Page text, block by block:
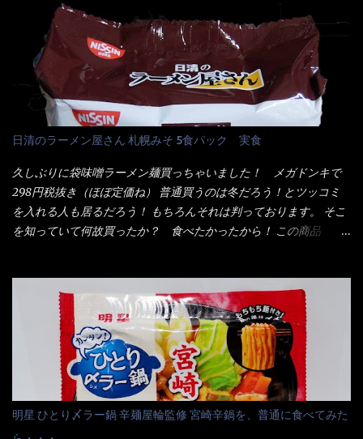
油脂、植物性たん白、食塩、とろろ芋、卵白)、かやく(小えびてん
ぷら)、添付調味料(砂糖、食塩、しょうゆ、魚介エキス、たん白加
水分解物、ねぎ、香辛料、 植物油 、香味油脂)／加工でん粉、調味
料(アミノ酸等)、炭酸カルシウム、カラメル色素、リン酸塩
(Na)、増粘多糖類、レシチン、酸化防止剤(ビタミンE)、クチナシ
色素、香料、ベニコウジ色素、ビタミンB2、ビタミンB1、香辛料
抽出物、(一部にえび・小麦・そば・卵・ さば ・大豆・豚肉・やま
いも・ゼラチンを含む) 材料から見れば、緑のたぬきの方が蒲鉾が
入っている！ あの半円形のヤツね！ それとカロチン色素・・・
さば！？ さばって鯖か？？ サバ読んでないか？？ ■カロリー
比較 緑のたぬき ...
いつきました。 見た目は、炎のシルエットが辛さを醸し出してい
る・・・ でもパッケージに惑わされてはいけない！！ 私はペ
ヤングの【獄激辛焼きそば】を完食した漢だ。 その後の獄激辛カ
レーもな！ 今回、カップヌードル激辛味噌はカップに敢えて辛
さレベルが記載されている。 それはレベル5！ 日清としては最上
位の辛さと云っている訳だ。 昨年モデルも食べてはいるけど、1年
も経つと記憶の彼方に・・・いや歳だから記憶力が、どうのこう
のではない。 記憶に残るだけのインパクトに欠けている商品と
云う事（当時） 開封すると・・・ 小袋なんてありゃしない！ カ
ップヌードルは基本蓋開けて、熱湯を注ぐだけで出来る！それが
デビュー時からの最大のポイント。 だから粉末スープの具も全
部カップの中でカオス状態。 これ特に縦型Bigカップだと、スー
りました～ 熱湯によりカップ内に対流が起こり、表層が泡立っ
ている～ 隣に用意したのが、ホワイトカップ丼型です。 こちら
へ内容物を全て移すのと同時に、スープも満遍なく全体に行き渡
させる。 箸で麺から移動させ、具とスープは最後に移すとこうな
りました。 良い感じではないか！ やはり一部粉末スープが縦型
カップの壁面に残っていたので、ぜーんぶ箸等で落としてホワイ
トカップへ。 まずは麺を見ると、カップヌードルとしては太く平
打ちで縮れてます。 ■蒙古タンメン中本の麺 蒙古タンメンの方
日清のラーメン屋さん 札幌みそ 5食パック 実食
久しぶりに袋味噌ラーメン麺買っちゃいました！ メガドンキで
298円税抜き（ほぼ定価ね） 普通買うのは冬だろう！とツッコミ
を入れる人も居るだろう！ もちろんそれは判っております。 そこ
を知っていて何故買ったか？ 食べたかったから！ この商品
てみないといけないじゃん！（知るのが遅い） リニューアル前の
は食べた事あるのよ！でもここ数年は、カップ麺の方が話題性も
品揃えも上じゃん！ だって話題性の無いのを食べても・・・しょ
うが無いじゃん！ 日本で話題性が無いのに、外国の人には尚更ね
ぇ～ 袋麺と云えば【サッポロ一番】と云われる程だが、10年位前
に革新的な袋麺が出た！ それは『マルちゃん正麺』と云われる商
品！！ 生麺感覚～と大御所俳優の役所広司を起用したCMで一躍
有名になりTOPに・・・その後ライバルとして日清から【ラ王】
明星 ひとり〆ラー鍋 辛麺屋輪監修 宮崎辛鍋を、普通に食べてみた